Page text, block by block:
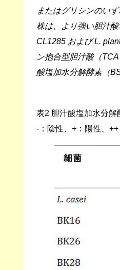
またはグリシンのい
株は、より強い胆汁
CL1285 およびL.
ン抱合型胆汁酸（
酸塩加水分解酵素（
表2 胆汁酸塩加水分
-：陰性、+：陽性、